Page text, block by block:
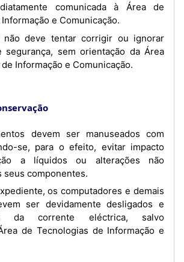
comunicada à Área de
e Comunicação.
segurança, sem orientação da Área
Informação e Comunicação.
se, para o efeito, evitar impacto
a líquidos ou alterações não
seus componentes.
ser devidamente desligados e
da corrente eléctrica, salvo
de Tecnologias de Informação e